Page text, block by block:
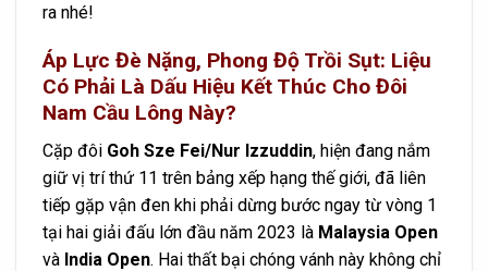
ra nhé!
Áp Lực Đè Nặng, Phong Độ Trồi Sụt: Liệu
Có Phải Là Dấu Hiệu Kết Thúc Cho Đôi
Nam Cầu Lông Này?
Cặp đôi Goh Sze Fei/Nur Izzuddin, hiện đang nắm
giữ vị trí thứ 11 trên bảng xếp hạng thế giới, đã liên
tiếp gặp vận đen khi phải dừng bước ngay từ vòng 1
tại hai giải đấu lớn đầu năm 2023 là Malaysia Open
và India Open. Hai thất bại chóng vánh này không chỉ